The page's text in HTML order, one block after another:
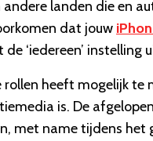
landen die en
dat jouw
‘iedereen’
rollen heeft mogelijk
is. De
met name tijdens het